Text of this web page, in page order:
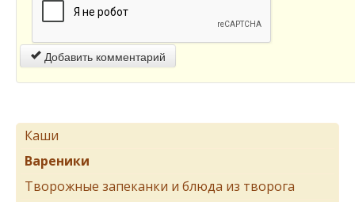
Добавить комментарий
Каши
Вареники
Творожные запеканки и блюда из творога